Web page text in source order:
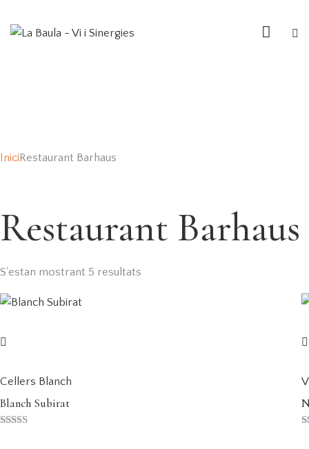
IniciRestaurant Barhaus
Restaurant Barhaus
S'estan mostrant 5 resultats
Cellers Blanch
Blanch Subirat